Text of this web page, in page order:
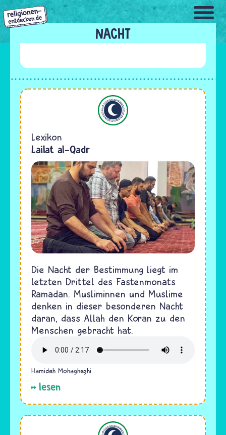
Direkt
zum
Inhalt
NACHT
Lexikon
Lailat al-Qadr
Die Nacht der Bestimmung liegt im
letzten Drittel des Fastenmonats
Ramadan. Musliminnen und Muslime
denken in dieser besonderen Nacht
daran, dass Allah den Koran zu den
Menschen gebracht hat.
Hamideh Mohagheghi
lesen